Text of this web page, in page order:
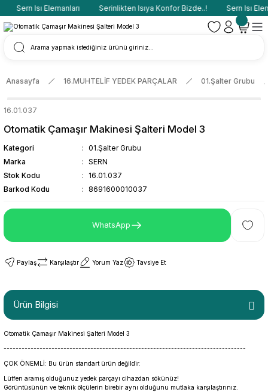
Sern Isı Elemanları Serinlikten Isıya Konfor Bizde..! Sern Isı
Anasayfa 16.MUHTELİF YEDEK PARÇALAR 01.Şalter Grubu
16.01.037
Otomatik Çamaşır Makinesi Şalteri Model 3
Kategori
01.Şalter Grubu
Marka
SERN
Stok Kodu
16.01.037
Barkod Kodu
8691600010037
WhatsApp
Paylaş Karşılaştır Yorum Yaz Tavsiye Et
Ürün Bilgisi
Otomatik Çamaşır Makinesi Şalteri Model 3
---------------------------------------------------------------------------------
ÇOK ÖNEMLİ: Bu ürün standart ürün değildir.
Lütfen aramış olduğunuz yedek parçayı cihazdan sökünüz!
Görüntüsünün ve teknik ölçülerin birebir aynı olduğunu mutlaka karşılaştırınız.